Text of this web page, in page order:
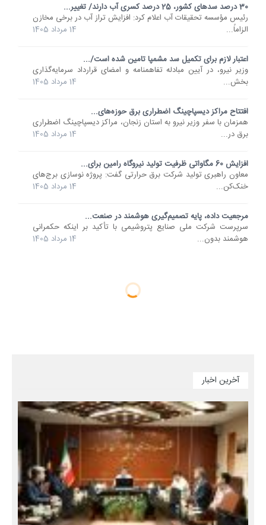
30 درصد سدهای کشور، 25 درصد کسری آب دارند/ تغییر...
رئیس مؤسسه تحقیقات آب اعلام کرد: افزایش تراز آب در برخی مخازن
الزاماً...
14 مرداد 1405
اعتبار لازم برای تکمیل سد مشمپا تامین شده است/...
وزیر نیرو، در آیین مبادله تفاهمنامه و امضای قرارداد سرمایه‌گذاری
بخش...
14 مرداد 1405
افتتاح مراکز دیسپاچینگ اضطراری برق حوزه‌های...
همزمان با سفر وزیر نیرو به استان زنجان، مراکز دیسپاچینگ اضطراری
برق در...
14 مرداد 1405
افزایش 60 مگاواتی ظرفیت تولید نیروگاه رامین برای...
معاون راهبری تولید شرکت برق حرارتی گفت: پروژه نوسازی برج‌های
خنک‌کن...
14 مرداد 1405
مرجعیت داده، پایه تصمیم‌گیری‌ هوشمند در صنعت...
سرپرست شرکت ملی صنایع پتروشیمی با تأکید بر اینکه حکمرانی
هوشمند بدون...
14 مرداد 1405
آخرین اخبار